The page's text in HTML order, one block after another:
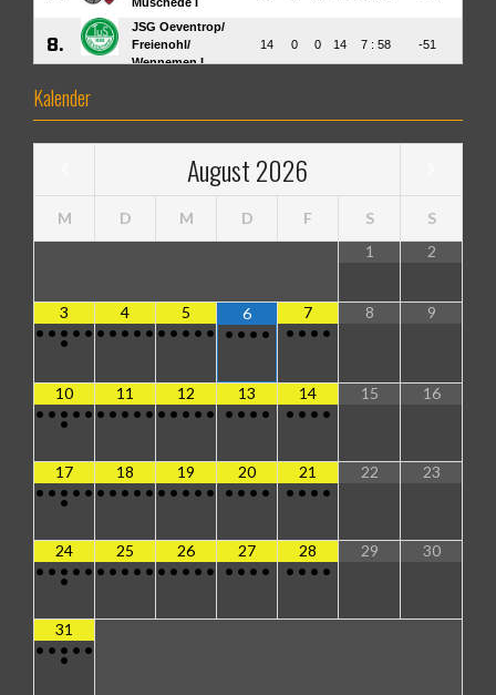
Kalender
August2026
M D M D F S
S
1
2
3
• • • • •
•
4
• • • • •
5
• • • • •
6
• • • •
7
• • • •
8 9
10
• • • • •
•
11
• • • • •
12
• • • • •
13
• • • •
14
• • • •
15 16
17
• • • • •
•
18
• • • • •
19
• • • • •
20
• • • •
21
• • • •
22 23
24
• • • • •
•
25
• • • • •
26
• • • • •
27
• • • •
28
• • • •
29 30
31
• • • • •
•